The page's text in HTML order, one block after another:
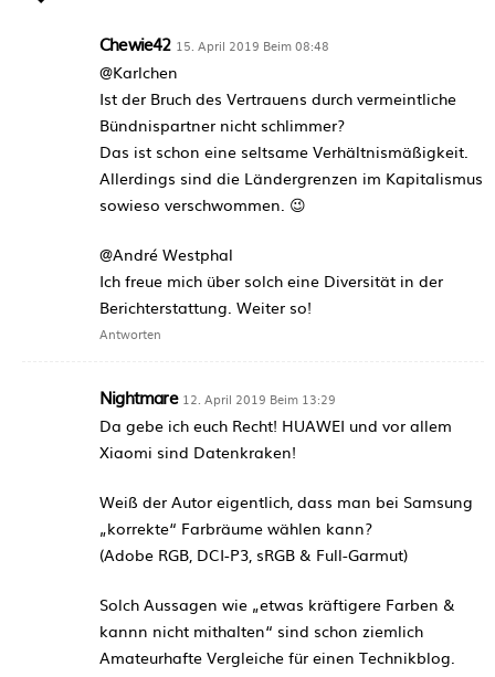
Chewie42 15. April 2019 Beim 08:48
@Karlchen
Ist der Bruch des Vertrauens durch vermeintliche
Bündnispartner nicht schlimmer?
Das ist schon eine seltsame Verhältnismäßigkeit.
Allerdings sind die Ländergrenzen im Kapitalismus
sowieso verschwommen. 😉
@André Westphal
Ich freue mich über solch eine Diversität in der
Berichterstattung. Weiter so!
Antworten
Nightmare 12. April 2019 Beim 13:29
Da gebe ich euch Recht! HUAWEI und vor allem
Xiaomi sind Datenkraken!
Weiß der Autor eigentlich, dass man bei Samsung
„korrekte“ Farbräume wählen kann?
(Adobe RGB, DCI-P3, sRGB & Full-Garmut)
Solch Aussagen wie „etwas kräftigere Farben &
kannn nicht mithalten“ sind schon ziemlich
Amateurhafte Vergleiche für einen Technikblog.